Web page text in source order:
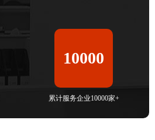
10000
累计服务企业10000家+